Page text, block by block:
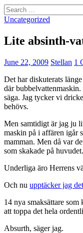
Search
for:
Uncategorized
Lite absinth-
June 22, 2009 Stellan 1
Det har diskuterats
där
säga. Jag tycker vi
behövs.
Men samtidigt är jag ju
maskin på i affären igår
mamman. Men då var
som skakade på huvudet.
Underliga äro Herrens
Och nu upptäcker jag
14 nya smaksättare
att toppa det hela
Absurth, säger jag.